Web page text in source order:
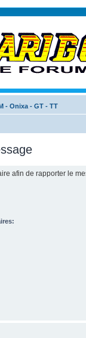
- Onixa - GT - TT
afin de rapporter le